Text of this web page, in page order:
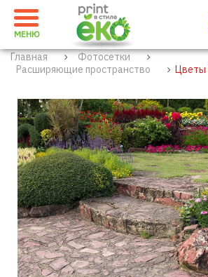
МЕНЮ
Главная
Фотосетки
Расширяющие пространство
Цветы